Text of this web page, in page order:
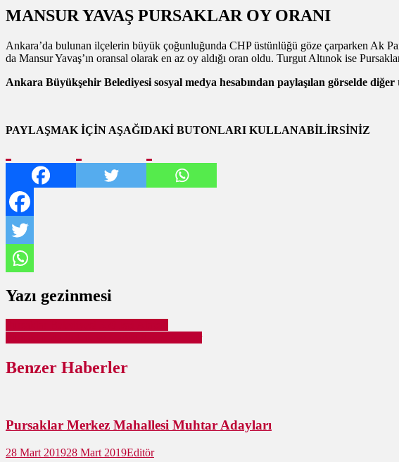
MANSUR YAVAŞ PURSAKLAR OY ORANI
Ankara’da bulunan ilçelerin büyük çoğunluğunda CHP üstünlüğü göze çarparken Ak
da Mansur Yavaş’ın oransal olarak en az oy aldığı oran oldu. Turgut Altınok ise
Ankara Büyükşehir Belediyesi sosyal medya hesabından paylaşılan görselde
PAYLAŞMAK İÇİN AŞAĞIDAKİ BUTONLARI KULLANABİLİRSİNİZ
Yazı gezinmesi
Benzer Haberler
Pursaklar Merkez Mahallesi Muhtar Adayları
28 Mart 201928 Mart 2019Editör